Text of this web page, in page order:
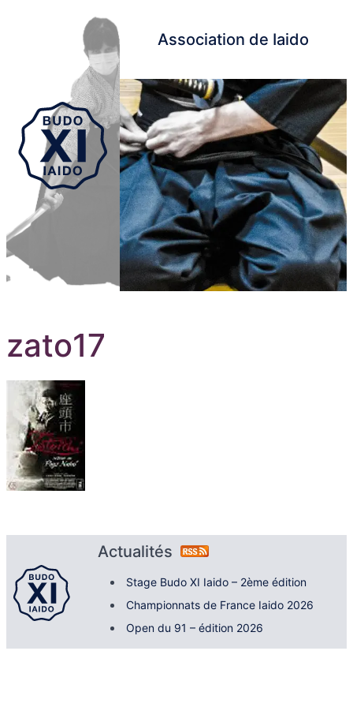
Association de Iaido
zato17
Actualités
Stage Budo XI Iaido – 2ème édition
Championnats de France Iaido 2026
Open du 91 – édition 2026